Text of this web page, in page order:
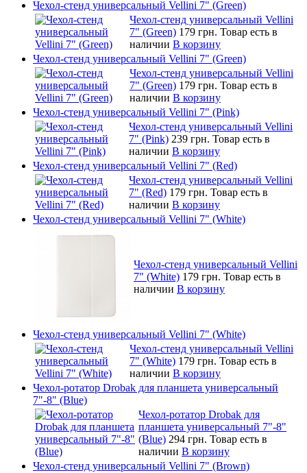
Чехол-стенд универсальный Vellini 7" (Green)
Чехол-стенд универсальный Vellini
7" (Green) 179 грн. Товар есть в
наличии В корзину
Чехол-стенд универсальный Vellini 7" (Green)
Чехол-стенд универсальный Vellini
7" (Green) 179 грн. Товар есть в
наличии В корзину
Чехол-стенд универсальный Vellini 7" (Pink)
Чехол-стенд универсальный Vellini
7" (Pink) 239 грн. Товар есть в
наличии В корзину
Чехол-стенд универсальный Vellini 7" (Red)
Чехол-стенд универсальный Vellini
7" (Red) 179 грн. Товар есть в
наличии В корзину
Чехол-стенд универсальный Vellini 7" (White)
Чехол-стенд универсальный Vellini
7" (White) 179 грн. Товар есть в
наличии В корзину
Чехол-стенд универсальный Vellini 7" (White)
Чехол-стенд универсальный Vellini
7" (White) 179 грн. Товар есть в
наличии В корзину
Чехол-ротатор Drobak для планшета универсальный
7"-8" (Blue)
Чехол-ротатор Drobak для
планшета универсальный 7"-8"
(Blue) 294 грн. Товар есть в
наличии В корзину
Чехол-стенд универсальный Vellini 7" (Brown)